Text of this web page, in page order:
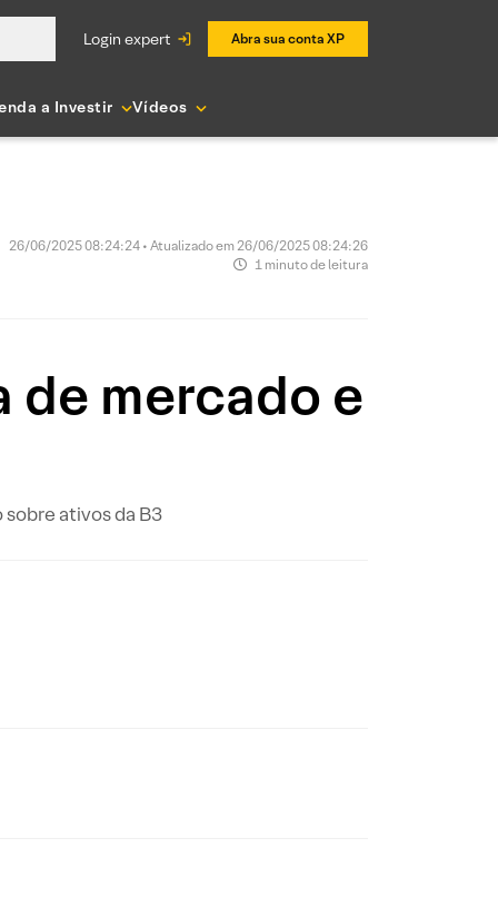
login expert Abra sua conta XP
a Investir Vídeos
26/06/2025 08:24:24 • Atualizado em 26/06/2025 08:24:26
1 minuto de leitura
de mercado e
ativos da B3